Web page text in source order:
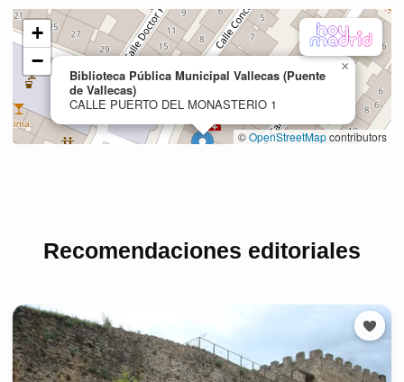
Recomendaciones editoriales